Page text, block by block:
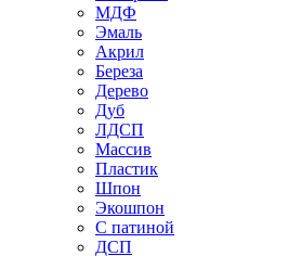
МДФ
Эмаль
Акрил
Береза
Дерево
Дуб
ЛДСП
Массив
Пластик
Шпон
Экошпон
С патиной
ДСП